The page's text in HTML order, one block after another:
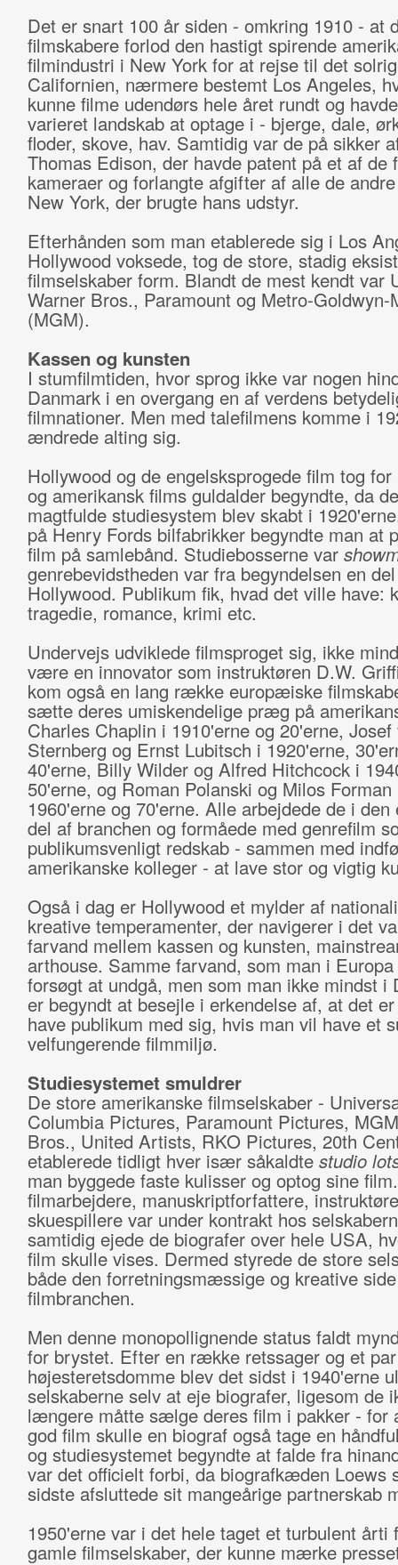
Det er snart 100 år siden - omkring 1910 - at
filmskabere forlod den hastigt spirende
filmindustri i New York for at rejse til det
Californien, nærmere bestemt Los Angeles,
kunne filme udendørs hele året rundt og
varieret landskab at optage i - bjerge, dale,
floder, skove, hav. Samtidig var de på sikker
Thomas Edison, der havde patent på et af de
kameraer og forlangte afgifter af alle de
New York, der brugte hans udstyr.
Efterhånden som man etablerede sig i Los
Hollywood voksede, tog de store, stadig
filmselskaber form. Blandt de mest kendt var
Warner Bros., Paramount og Metro-Goldwyn-
(MGM).
Kassen og kunsten
I stumfilmtiden, hvor sprog ikke var nogen
Danmark i en overgang en af verdens
filmnationer. Men med talefilmens komme i
ændrede alting sig.
Hollywood og de engelsksprogede film tog for
og amerikansk films guldalder begyndte, da
magtfulde studie­system blev skabt i
på Henry Fords bilfabrikker begyndte man at
film på samlebånd. Studiebosserne var
genrebevidstheden var fra begyndelsen en
Hollywood. Publikum fik, hvad det ville have:
tragedie, romance, krimi etc.
Undervejs udviklede filmsproget sig, ikke
være en innovator som instruktøren D.W.
kom også en lang række europæiske
sætte deres umiskendelige præg på
Charles Chaplin i 1910'erne og 20'erne, Josef
Sternberg og Ernst Lubitsch i 1920'erne,
40'erne, Billy Wilder og Alfred Hitchcock i
50'erne, og Ro­man Polanski og Milos Forman
1960'erne og 70'erne. Alle arbej­dede de i den
del af branchen og formåede med genrefilm
publikumsvenligt redskab - sammen med
amerikanske kolleger - at lave stor og vigtig
Også i dag er Hollywood et mylder af
kreative temperamenter, der navigerer i det
farvand mellem kassen og kunsten,
arthouse. Samme farvand, som man i
forsøgt at undgå, men som man ikke mindst i
er begyndt at besejle i erkendelse af, at det
have publikum med sig, hvis man vil have et
velfungerende filmmiljø.
Studiesystemet smuldrer
De store amerikanske filmselskaber -
Columbia Pictures, Paramount Pictures,
Bros., United Artists, RKO Pictures, 20th
etablerede tidligt hver især såkaldte studio
man byggede faste kulisser og optog sine
filmarbejdere, manuskriptforfattere,
skuespillere var under kontrakt hos
samtidig ejede de biografer over hele USA,
film skulle vises. Dermed styrede de store
både den forretningsmæssige og kreative
filmbranchen.
Men denne monopollignende status faldt
for brystet. Efter en række retssager og et par
højesteretsdomme blev det sidst i 1940'erne
selskaberne selv at eje biografer, ligesom de
længere måtte sælge deres film i pakker - for
god film skulle en biograf også tage en
og studiesystemet begyndte at falde fra
var det officielt forbi, da biografkæden Loews
sidste afsluttede sit mangeårige partnerskab
1950'erne var i det hele taget et turbulent årti
gamle filmselskaber, der kunne mærke